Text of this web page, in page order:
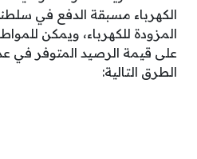
الكهرباء مسبقة الدفع في
المزودة للكهرباء، ويمكن
على قيمة الرصيد المتوفر في
الطرق التالية: